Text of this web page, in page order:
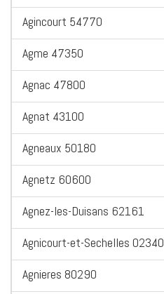
Agincourt 54770
Agme 47350
Agnac 47800
Agnat 43100
Agneaux 50180
Agnetz 60600
Agnez-les-Duisans 62161
Agnicourt-et-Sechelles 02340
Agnieres 80290